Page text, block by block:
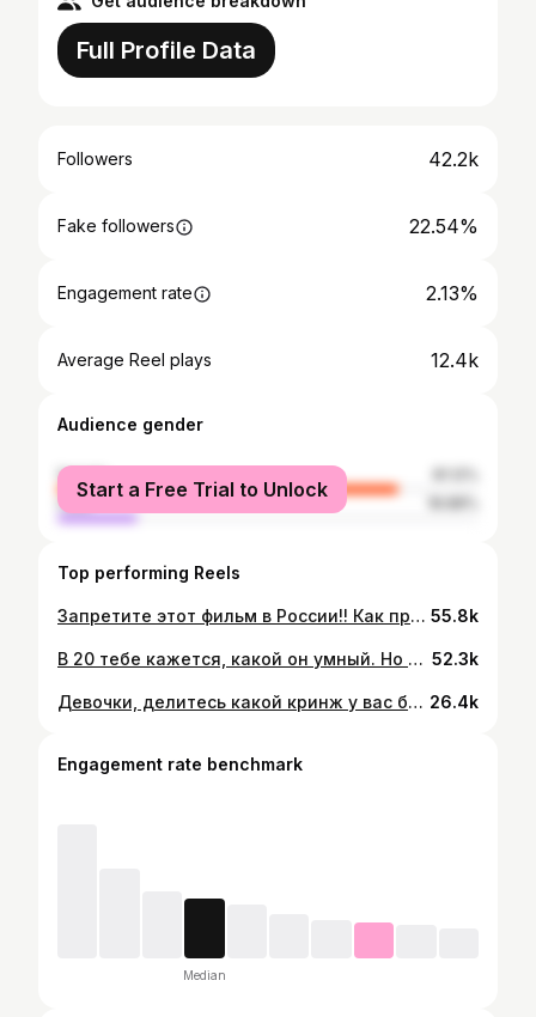
Full Profile Data
Followers 42.2k
Fake followers 22.54%
Engagement rate 2.13%
Average Reel plays 12.4k
Audience gender
female
male
Start a Free Trial to Unlock
Top performing Reels
Запретите этот фильм в России!! Как правило, на отсутствие нормальных мужчин жалуются только те женщины, которым жизнь уже давала того самого «нормального», но они нашли 1000 причин выбрать идиота на старой машине, который оформит на нее микрозайм Фильм «Материалистка» И суть главного героя, которого в итоге выбирает Люси, не в том что он бедный. А в его скудном мышление Он живет в усраной квартире с маргиналами, его машина разваливается. А амбиции ровны нулю!! Кто смотрел, что думаете? Жду вас в своем ТГ!! ❤️❤️ 55.8k
В 20 тебе кажется, какой он умный. Но он такой же как ты, только на 10 лет старше. ЖЕНСКИЙ КЛУБ ПО ССЫЛКЕ В ШАПКЕ ПРОФИЛЯ ❤️ 52.3k
Девочки, делитесь какой кринж у вас был на свиданиях с мужчинами старше на 10-15 лет? Я сексолог, и точно знаю, какие травмы кроются за отношениями с большой разницей в возрасте. Как правило это не любовь, а закрытие своих комплексов, которые развиваются еще с детства. Также я подготовила для вас видео, где разобрала самые актуальные вопросы про отношения, пишите слово «ВИДЕО» в комментариях и я отправлю вам его в директ! 26.4k
Engagement rate benchmark
Median